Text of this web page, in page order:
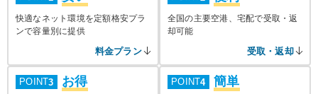
快適なネット環境を定額格安プラ
ンで容量別に提供
料金プラン
全国の主要空港、宅配で受取・返
却可能
受取・返却
POINT3 お得 POINT4 簡単